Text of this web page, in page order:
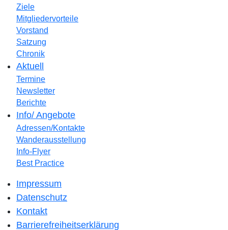
Ziele
Mitgliedervorteile
Vorstand
Satzung
Chronik
Aktuell
Termine
Newsletter
Berichte
Info/ Angebote
Adressen/Kontakte
Wanderausstellung
Info-Flyer
Best Practice
Impressum
Datenschutz
Kontakt
Barrierefreiheitserklärung